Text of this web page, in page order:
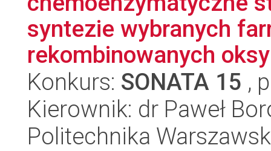
syntezie wybranych
rekombinowanych
Konkurs: SONATA 15 ,
Kierownik: dr Paweł
Politechnika